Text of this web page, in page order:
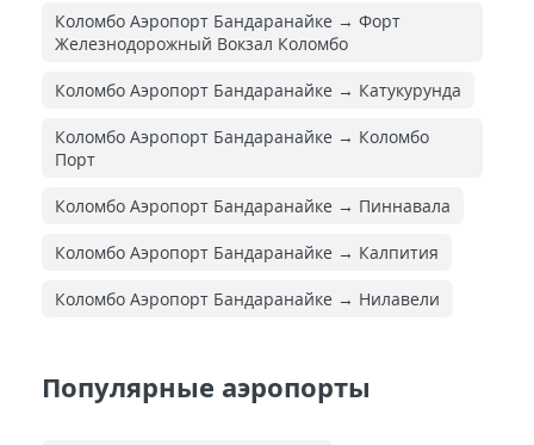
Коломбо Аэропорт Бандаранайке → Форт
Железнодорожный Вокзал Коломбо
Коломбо Аэропорт Бандаранайке → Катукурунда
Коломбо Аэропорт Бандаранайке → Коломбо
Порт
Коломбо Аэропорт Бандаранайке → Пиннавала
Коломбо Аэропорт Бандаранайке → Калпития
Коломбо Аэропорт Бандаранайке → Нилавели
Популярные аэропорты